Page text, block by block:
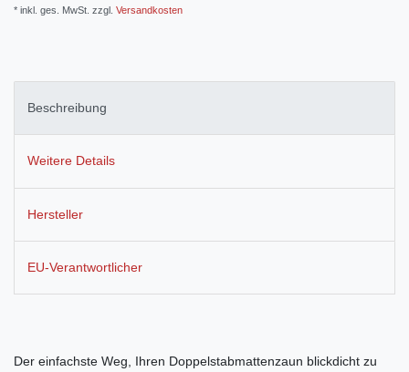
* inkl. ges. MwSt. zzgl. Versandkosten
Beschreibung
Weitere Details
Hersteller
EU-Verantwortlicher
Der einfachste Weg, Ihren Doppelstabmattenzaun blickdicht zu